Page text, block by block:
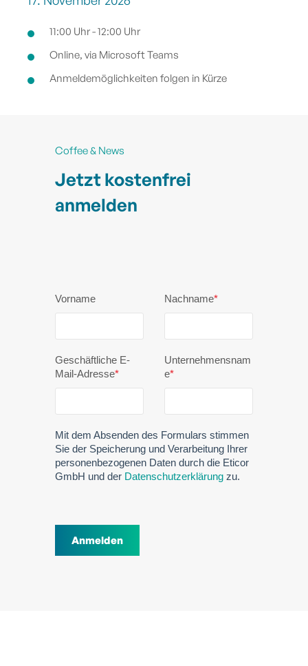
11:00 Uhr - 12:00 Uhr
Online, via Microsoft Teams
Anmeldemöglichkeiten folgen in Kürze
Coffee & News
Jetzt kostenfrei
anmelden
Vorname Nachname*
Geschäftliche E-
Mail-Adresse*
Unternehmensnam
e*
Mit dem Absenden des Formulars stimmen
Sie der Speicherung und Verarbeitung Ihrer
personenbezogenen Daten durch die Eticor
GmbH und der Datenschutzerklärung zu.
Anmelden